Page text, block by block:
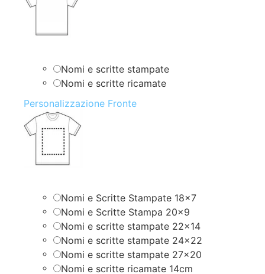
Nomi e scritte stampate
Nomi e scritte ricamate
Personalizzazione Fronte
Nomi e Scritte Stampate 18×7
Nomi e Scritte Stampa 20×9
Nomi e scritte stampate 22×14
Nomi e scritte stampate 24×22
Nomi e scritte stampate 27×20
Nomi e scritte ricamate 14cm